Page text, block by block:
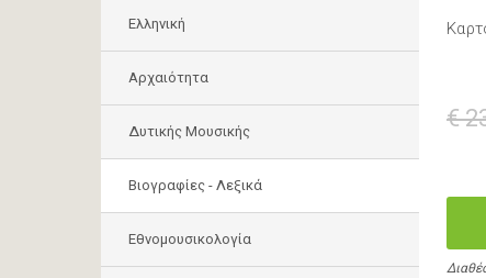
Ελληνική
Αρχαιότητα
Δυτικής Μουσικής
Βιογραφίες - Λεξικά
Εθνομουσικολογία
€